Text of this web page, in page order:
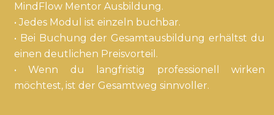
MindFlow Mentor Ausbildung.
• Jedes Modul ist einzeln buchbar.
• Bei Buchung der Gesamtausbildung erhältst du
einen deutlichen Preisvorteil.
• Wenn du langfristig professionell wirken
möchtest, ist der Gesamtweg sinnvoller.